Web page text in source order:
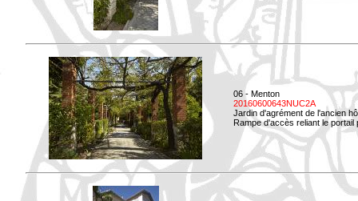
06 - Menton
20160600643NUC2A
Jardin d'agrément de l'ancien
Rampe d'accès reliant le